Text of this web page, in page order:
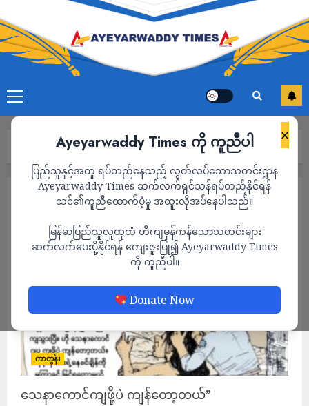
×
Ayeyarwaddy Times ကို ကူညီပါ
ပြည်သူနှင့်အတူ ရပ်တည်နေသည့် လွတ်လပ်သောသတင်းဌာန
Ayeyarwaddy Times ဆက်လက်ရှင်သန်ရပ်တည်နိုင်ရန်
သင်၏ကူညီထောက်ပံ့မှု အထူးလိုအပ်နေပါသည်။
မြန်မာပြည်သူလူထုထံ တိကျမှန်ကန်သောသတင်းများ
ဆက်လက်ပေးပို့နိုင်ရန် ကျေးဇူးပြု၍ Ayeyarwaddy Times
ကို ကူညီပါ။
Donate Now
ကာတွန်း Page 18
ကာတွန်း
ကာတွန်း
သေနာကောင်ကျဖို့ပဲ ကျန်တော့တယ်”